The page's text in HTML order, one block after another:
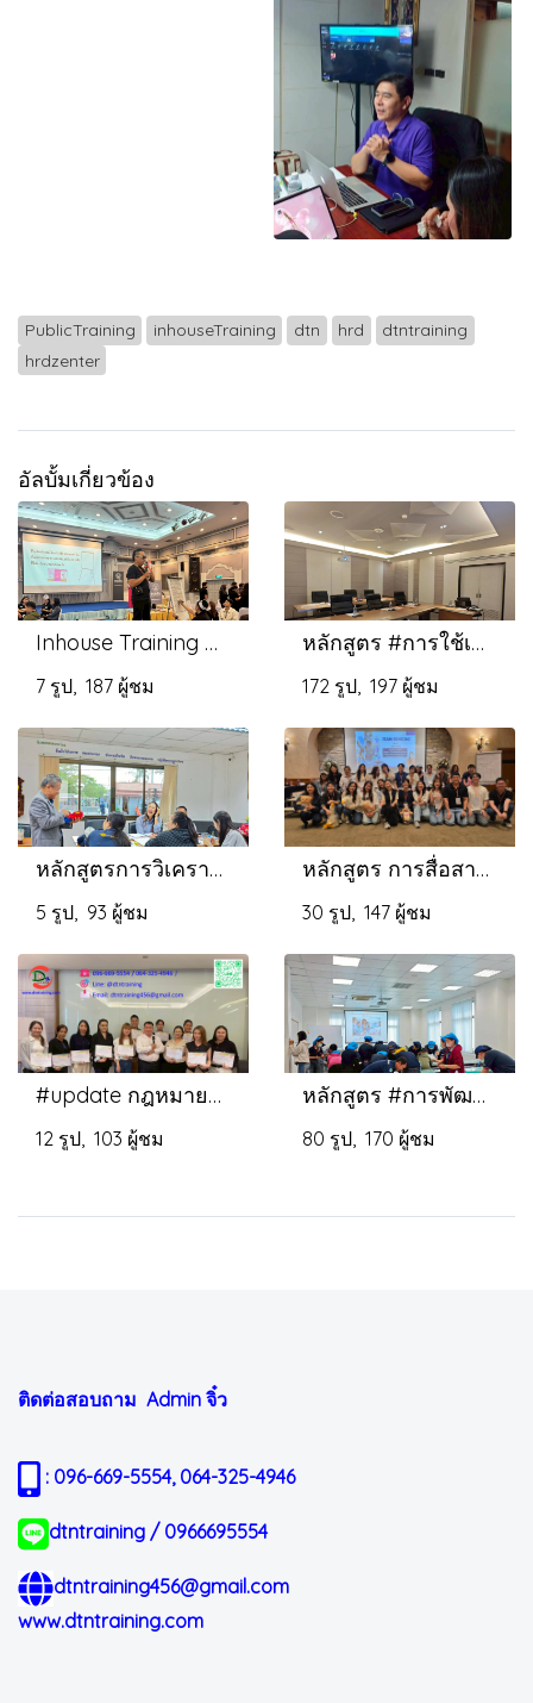
PublicTraining inhouseTraining dtn hrd
dtntraining
hrdzenter
อัลบั้มเกี่ยวข้อง
Inhouse Training #หลักสูตรที่2 #ธนาคารออมสินรุ่นที่ 5-7
7 รูป, 187 ผู้ชม
หลักสูตร #การใช้เครื่องมือในการตัดสินใจแก้ปัญหาในการทำงานในยุคดิจิทัล
172 รูป, 197 ผู้ชม
หลักสูตรการวิเคราะห์ความล้มเหลวและผลกระทบ #FMEA ตามมาตรฐาน AIAG & VDA FMEA 1st Edition
5 รูป, 93 ผู้ชม
หลักสูตร การสื่อสารด้วย DISC ฉบับภาษาอังกฤษ
30 รูป, 147 ผู้ชม
#update กฎหมายแรงงานสำหรับนายจ้างและผู้บริหารงานบุคคล ปี 2569
12 รูป, 103 ผู้ชม
หลักสูตร #การพัฒนาทักษะเพิ่มและเสริมความสามารถในการทำงานของผู้นำระดับกลาง
80 รูป, 170 ผู้ชม
ติดต่อสอบถาม Admin จิ๋ว
: 096-669-5554, 064-325-4946
dtntraining / 0966695554
dtntraining456@gmail.com
www.dtntraining.com